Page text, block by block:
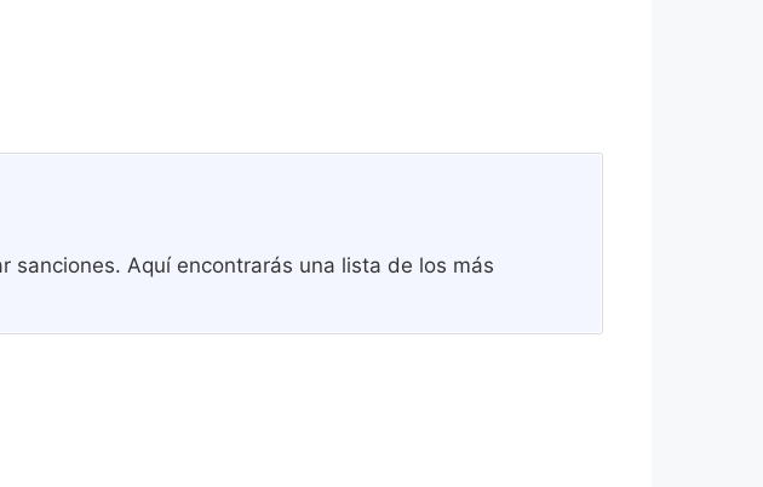
Aquí encontrarás una lista de los más